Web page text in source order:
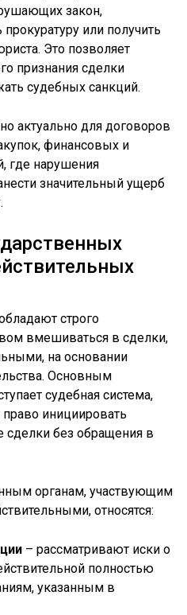
закон,
или получить
Это позволяет
признания сделки
судебных санкций.
актуально для договоров
финансовых и
где нарушения
значительный ущерб
строго
вмешиваться в сделки,
на основании
Основным
судебная система,
инициировать
сделки без обращения в
органам, участвующим
относятся:
– рассматривают иски о
полностью
указанным в